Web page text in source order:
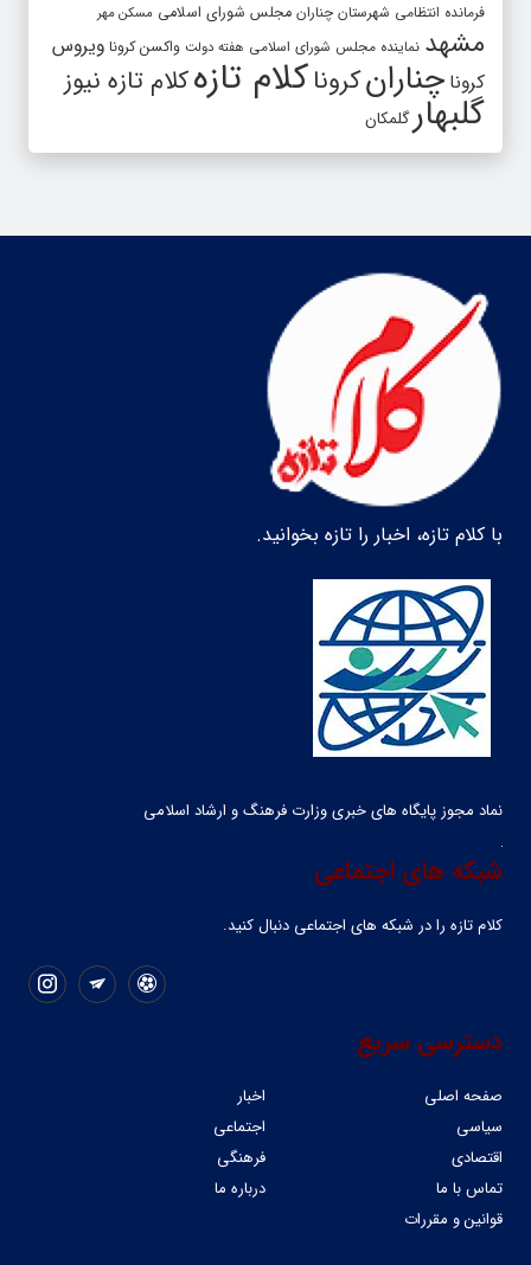
فرمانده انتظامی شهرستان چناران مجلس شورای اسلامی مسکن مهر
مشهد نماینده مجلس شورای اسلامی هفته دولت واکسن کرونا ویروس
کرونا چنارانکروناکلام تازهکلام تازه نیوز
گلبهارگلمکان
با کلام تازه، اخبار را تازه بخوانید.
نماد مجوز پایگاه های خبری وزارت فرهنگ و ارشاد اسلامی
شبکه های اجتماعی
کلام تازه را در شبکه ‌های اجتماعی دنبال کنید.
دسترسی سریع
صفحه اصلی
اخبار
سیاسی
اجتماعی
اقتصادی
فرهنگی
تماس با ما
درباره ما
قوانین و مقررات